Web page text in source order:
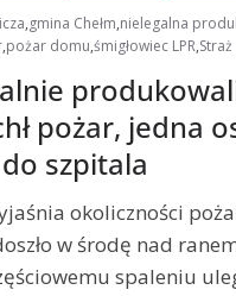
,gmina Chełm,nielegalna
,pożar domu,śmigłowiec LPR,
pożar, jedna
szpitala
okoliczności
w środę nad
spaleniu